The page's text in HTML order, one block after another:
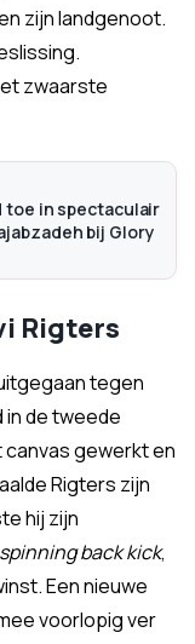
zijn landgenoot.
zwaarste
toe in spectaculair
bij Glory
Rigters
tegen
in de tweede
canvas gewerkt en
Rigters zijn
hij zijn
spinning back kick,
Een nieuwe
voorlopig ver